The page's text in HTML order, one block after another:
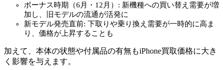
ボーナス時期（6月・12月）: 新機種への買い替え需要が増
加し、旧モデルの流通が活発に
新モデル発売直前: 下取りや乗り換え需要が一時的に高ま
り、価格が上昇することも
加えて、本体の状態や付属品の有無もiPhone買取価格に大き
く影響を与えます。